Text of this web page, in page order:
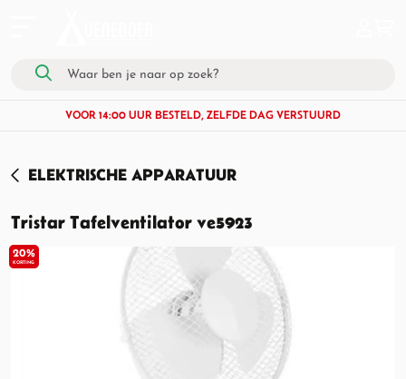
VOOR 14:00 UUR BESTELD, ZELFDE DAG VERSTUURD
ELEKTRISCHE APPARATUUR
20%
KORTING
Tristar Tafelventilator ve5923